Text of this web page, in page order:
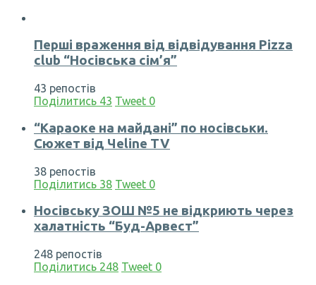
Перші враження від відвідування Pizza
club “Носівська сім’я”
43 репостів
Поділитись 43 Tweet 0
“Караоке на майдані” по носівськи.
Сюжет від Чеline TV
38 репостів
Поділитись 38 Tweet 0
Носівську ЗОШ №5 не відкриють через
халатність “Буд-Арвест”
248 репостів
Поділитись 248 Tweet 0